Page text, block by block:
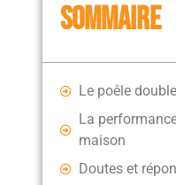
SOMMAIRE
Le poêle
La
maison
Doutes et